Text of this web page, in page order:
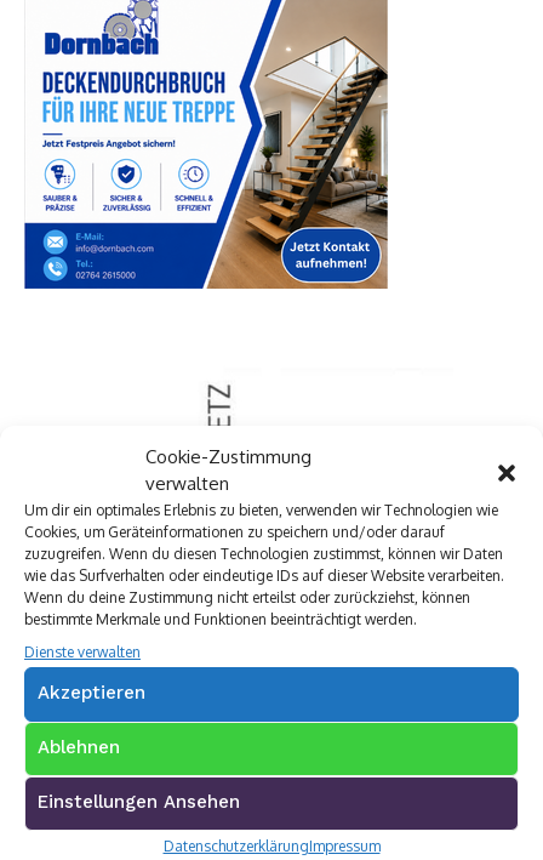
Cookie-Zustimmung
verwalten
Um dir ein optimales Erlebnis zu bieten, verwenden wir Technologien wie
Cookies, um Geräteinformationen zu speichern und/oder darauf
zuzugreifen. Wenn du diesen Technologien zustimmst, können wir Daten
wie das Surfverhalten oder eindeutige IDs auf dieser Website verarbeiten.
Wenn du deine Zustimmung nicht erteilst oder zurückziehst, können
bestimmte Merkmale und Funktionen beeinträchtigt werden.
Dienste verwalten
Akzeptieren
Ablehnen
Einstellungen Ansehen
DatenschutzerklärungImpressum